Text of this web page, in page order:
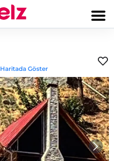
Haritada Göster